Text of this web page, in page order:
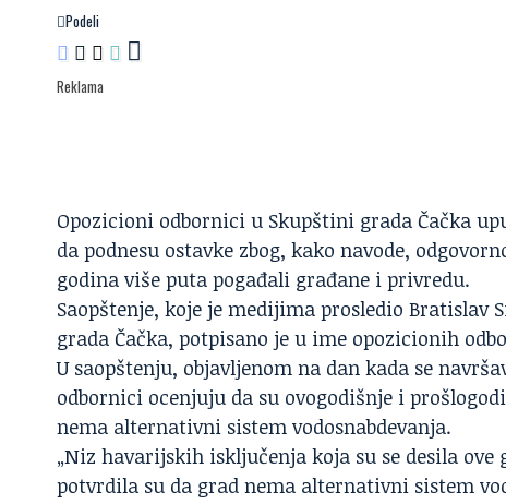
Podeli
Reklama
Opozicioni odbornici u Skupštini grada Čačka
da podnesu ostavke zbog, kako navode,
godina više puta pogađali građane i privredu.
Saopštenje, koje je medijima prosledio Bratislav
grada Čačka, potpisano je u ime opozicionih
U saopštenju, objavljenom na dan kada se
odbornici ocenjuju da su ovogodišnje i
nema alternativni sistem vodosnabdevanja.
„Niz havarijskih isključenja koja su se desila
potvrdila su da grad nema alternativni sistem